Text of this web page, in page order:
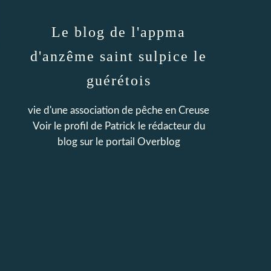
Le blog de l'appma
d'anzême saint sulpice le
guérétois
vie d'une association de pêche en Creuse
Voir le profil de Patrick le rédacteur du
blogsur le portail Overblog